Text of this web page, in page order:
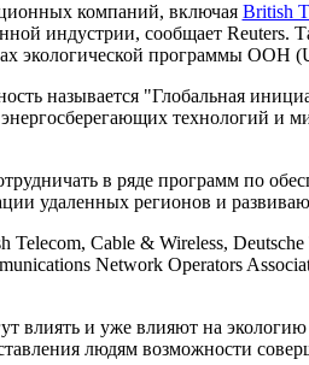
компаний, включая British
индустрии, сообщает Reuters.
экологической программы ООН
называется "Глобальная
технологий и
в ряде программ по
удаленных регионов и
Cable & Wireless,
Network Operators
влиять и уже влияют на
людям возможности